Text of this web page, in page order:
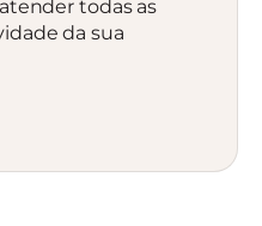
todas as
da sua